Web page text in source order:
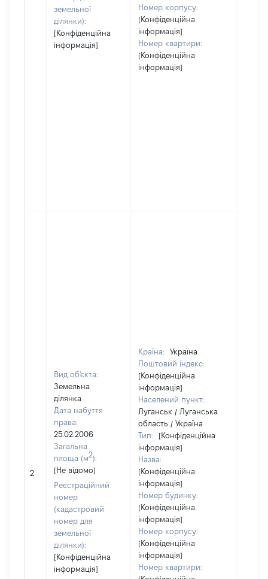
земельної
ділянки):
[Конфіденційна
інформація]
Номер корпусу:
[Конфіденційна
інформація]
Номер квартири:
[Конфіденційна
інформація]
2
Вид об'єкта:
Земельна
ділянка
Дата набуття
права:
25.02.2006
Загальна
площа (м2):
[Не відомо]
Реєстраційний
номер
(кадастровий
номер для
земельної
ділянки):
[Конфіденційна
інформація]
Країна:
Україна
Поштовий індекс:
[Конфіденційна
інформація]
Населений пункт:
Луганськ / Луганська
область / Україна
Тип:
[Конфіденційна
інформація]
Назва:
[Конфіденційна
інформація]
Номер будинку:
[Конфіденційна
інформація]
Номер корпусу:
[Конфіденційна
інформація]
Номер квартири: